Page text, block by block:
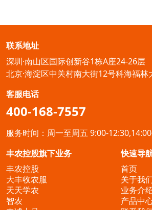
联系地址
深圳·南山区国际创新谷1栋A座24-26层
北京·海淀区中关村南大街12号科海福林
客服电话
400-168-7557
服务时间：周一至周五 9:00-
丰农控股旗下业务
丰农控股
大丰收农服
天天学农
智农
快速导
首页
关于我
业务介
产品中